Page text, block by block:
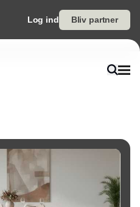
Log ind Bliv partner